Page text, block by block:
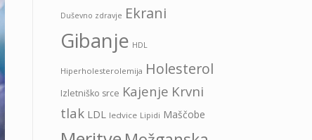
Duševno zdravje Ekrani
Gibanje HDL
Hiperholesterolemija Holesterol
Izletniško srce Kajenje Krvni
tlak LDL ledvice Lipidi Maščobe